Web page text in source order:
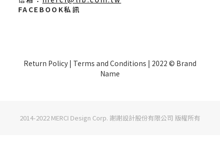
FACEBOOK私訊
Return Policy | Terms and Conditions | 2022 © Brand
Name
2014-2022 MERCI Design Corp. 謝謝設計股份有限公司 版權所有